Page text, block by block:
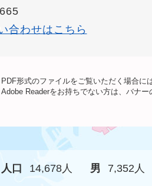
合わせはこちら
PDF形式のファイルをご覧いただく場合に
Adobe Readerをお持ちでない方は、バナ
人口 14,678人 男 7,352人